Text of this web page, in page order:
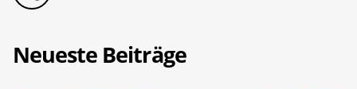
Neueste Beiträge